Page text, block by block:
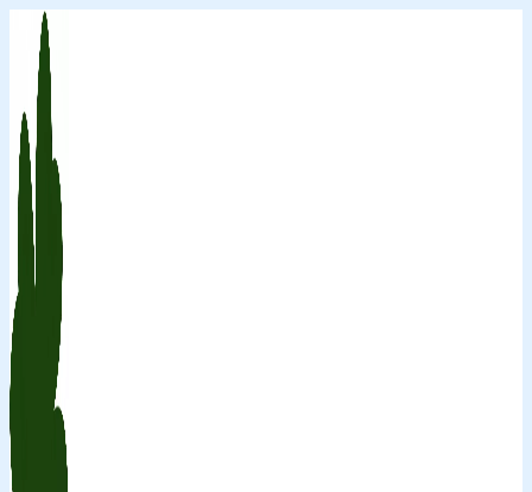
Перейти
содержимому